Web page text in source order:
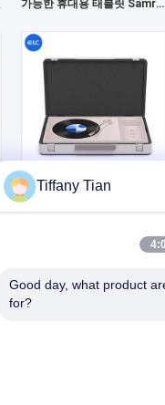
가능한 휴대용 태블릿 Samrt
안드로이드 27인치 ELC 팩고
가방 휴대용 스마트 TV 안드
Tiffany Tian
Good day, what product
for?